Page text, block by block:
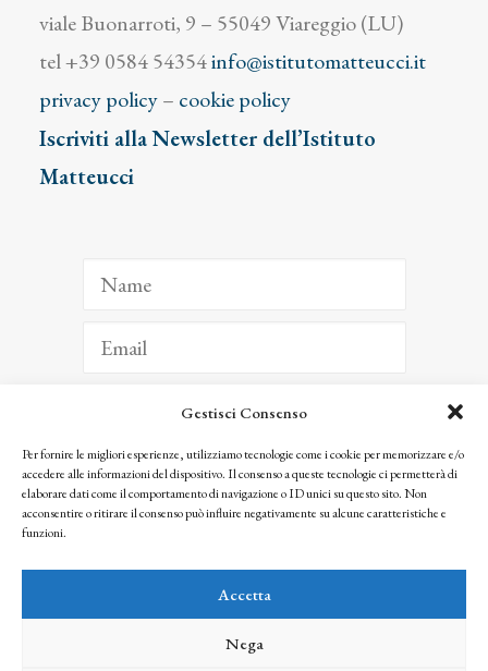
Gestisci Consenso
Per fornire le migliori esperienze, utilizziamo tecnologie come i cookie per memorizzare e/o
accedere alle informazioni del dispositivo. Il consenso a queste tecnologie ci permetterà di
elaborare dati come il comportamento di navigazione o ID unici su questo sito. Non
acconsentire o ritirare il consenso può influire negativamente su alcune caratteristiche e
funzioni.
Accetta
Nega
viale Buonarroti, 9 – 55049 Viareggio (LU)
tel +39 0584 54354info@istitutomatteucci.it
privacy policy– cookie policy
Iscriviti alla Newsletter dell’Istituto
Matteucci
ISCRIVITI
Facendo clic per iscriverti, riconosci che le tue informazioni saranno trattate
seguendo la nostra Privacy Policy
© 2025 Istituto Matteucci. All right reserved
l’autorizzazione scritta dei proprietari dei diritti e dell’Istituto Matteucci